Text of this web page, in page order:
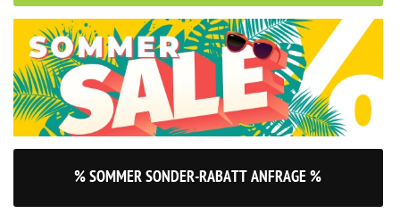
% SOMMER SONDER-RABATT ANFRAGE %